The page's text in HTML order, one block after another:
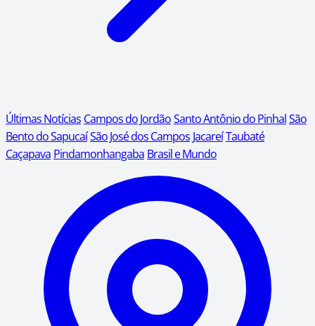
Últimas Notícias Campos do JordãoSanto Antônio do PinhalSão
Bento do SapucaíSão José dos Campos JacareíTaubaté
Caçapava Pindamonhangaba Brasil e Mundo